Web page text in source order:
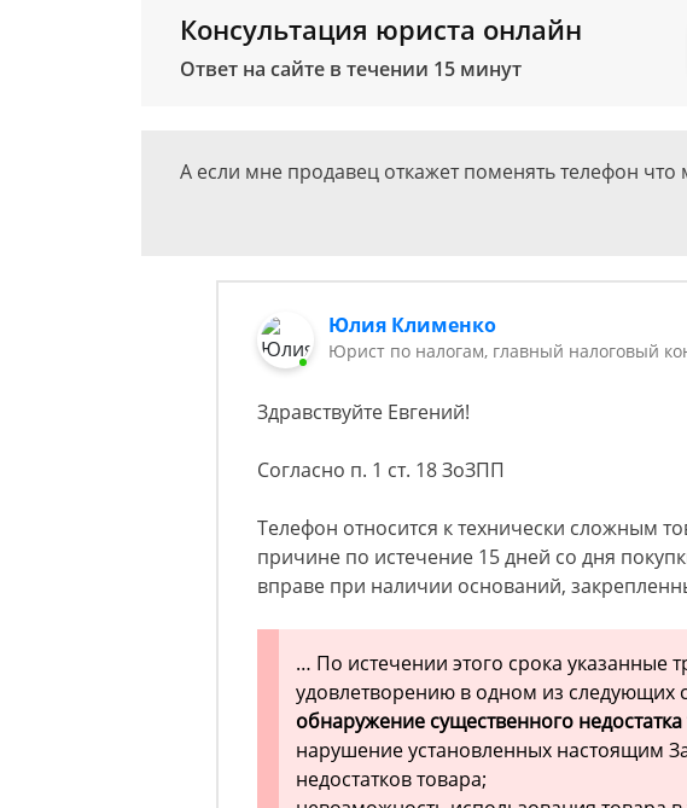
Консультация юриста онлайн
Ответ на сайте в течении 15 минут
А если мне продавец откажет поменять телефон что
Юлия Клименко
Юрист по налогам, главный налоговый
Здравствуйте Евгений!
Согласно п. 1 ст. 18 ЗоЗПП
Телефон относится к технически сложным
причине по истечение 15 дней со дня
вправе при наличии оснований,
… По истечении этого срока указанные
удовлетворению в одном из следующих
обнаружение существенного недостатка
нарушение установленных настоящим
недостатков товара;